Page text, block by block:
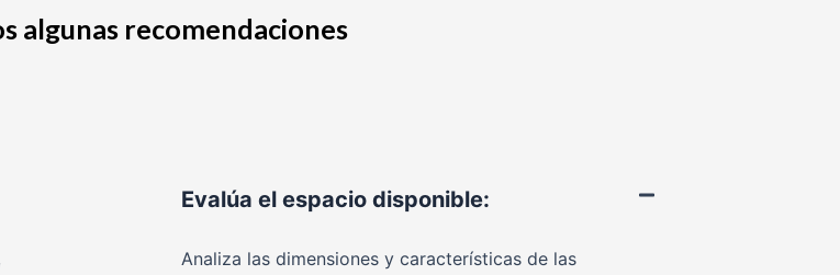
algunas recomendaciones
Evalúa el espacio disponible:
Analiza las dimensiones y características de las